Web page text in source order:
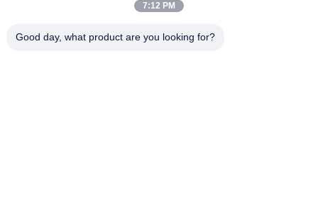
मार्टेंसिटिक स्टेनलेस स्टील
वर्षा स्टेनलेस स्टील
7:12 PM
Good day, what product are you looking for?